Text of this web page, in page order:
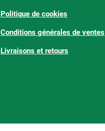
Politique de cookies
Conditions générales de ventes
Livraisons et retours